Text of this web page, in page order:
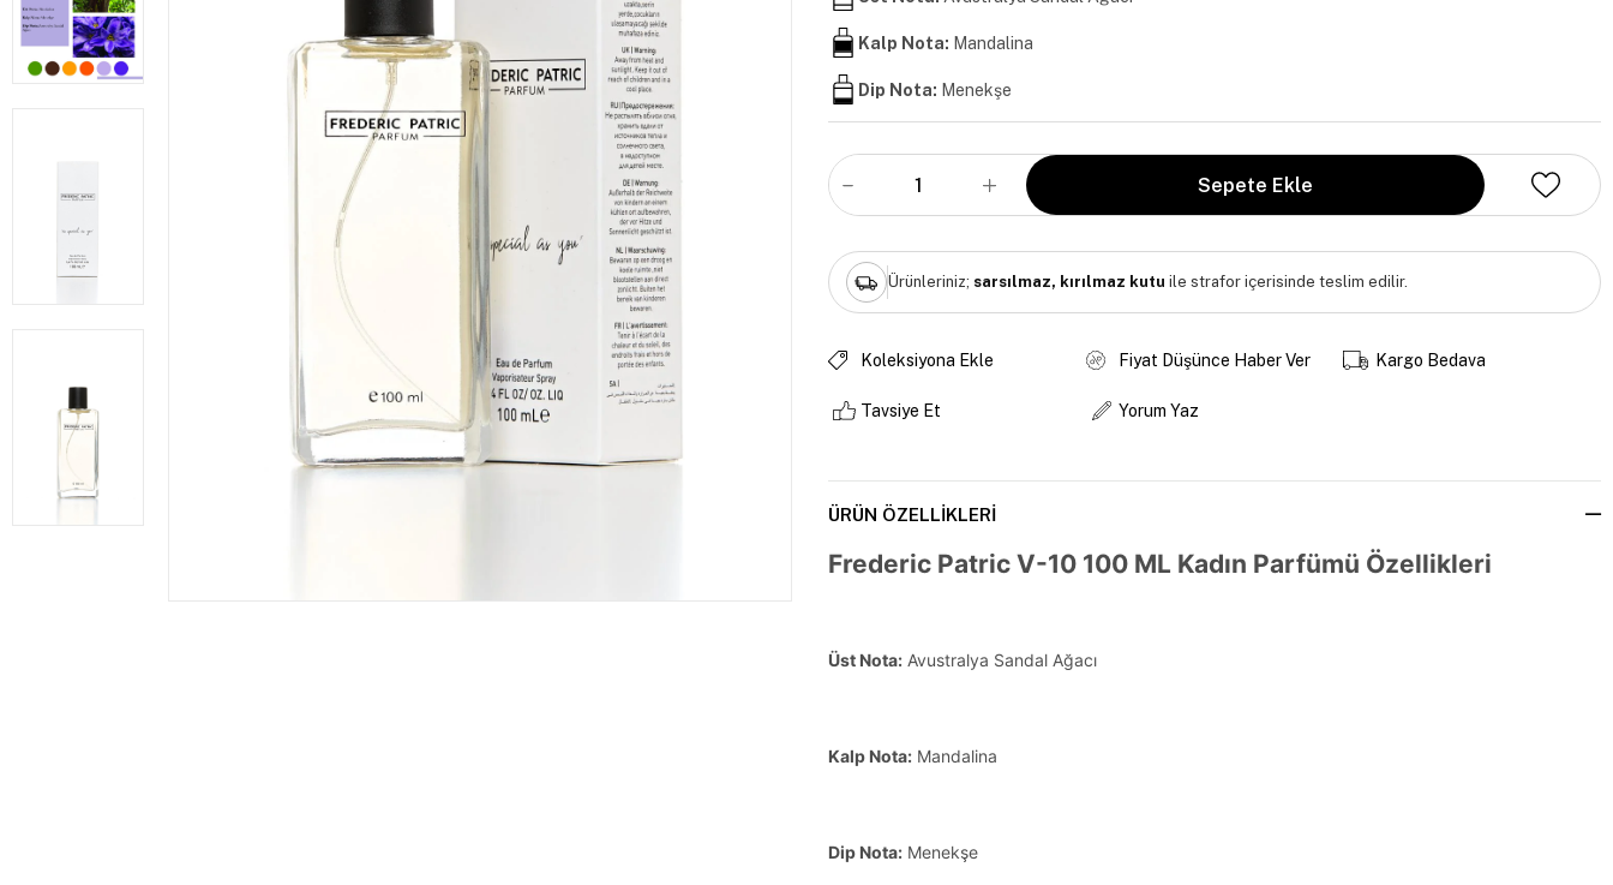
Kalp Nota: Mandalina
Dip Nota: Menekşe
Ürünleriniz; sarsılmaz, kırılmaz kutu ile strafor içerisinde teslim edilir.
Koleksiyona Ekle Fiyat Düşünce Haber Ver Kargo Bedava
Tavsiye Et Yorum Yaz
ÜRÜN ÖZELLIKLERI
Frederic Patric V-10 100 ML Kadın Parfümü Özellikleri
Üst Nota: Avustralya Sandal Ağacı
Kalp Nota: Mandalina
Dip Nota: Menekşe